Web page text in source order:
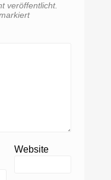
veröffentlicht.
Website